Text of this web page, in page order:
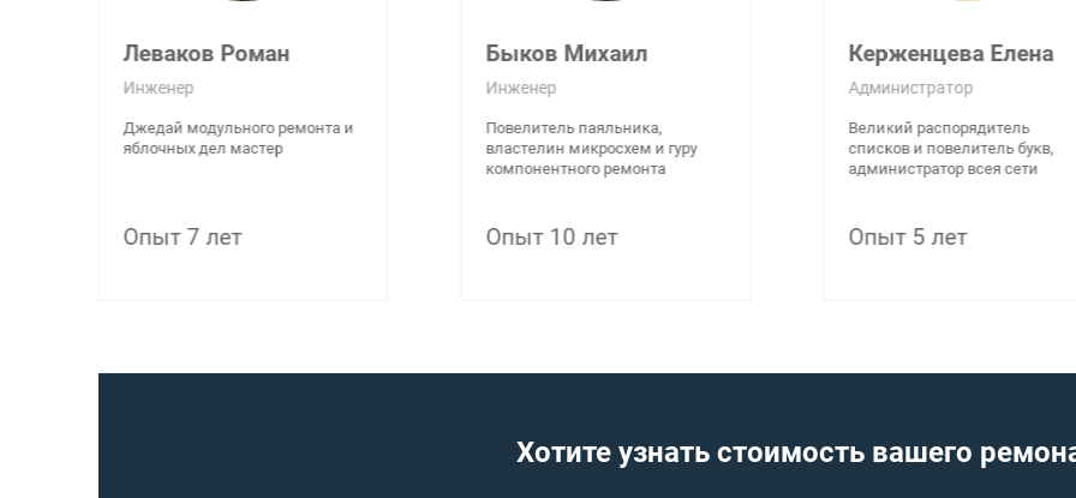
Леваков Роман
Инженер
Джедай модульного ремонта и
яблочных дел мастер
Опыт 7 лет
Быков Михаил
Инженер
Повелитель паяльника,
властелин микросхем и гуру
компонентного ремонта
Опыт 10 лет
Керженцева Елена
Администратор
Великий распорядитель
списков и повелитель букв,
администратор всея сети
Опыт 5 лет
Хотите узнать стоимость вашего